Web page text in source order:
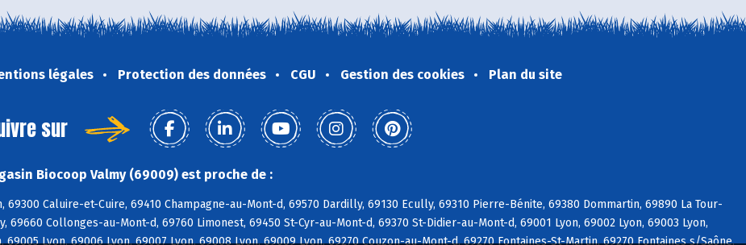
légales Protection des données CGU Gestion des cookies Plan du site
sur
Biocoop Valmy (69009) est proche de :
69300 Caluire-et-Cuire, 69410 Champagne-au-Mont-d, 69570 Dardilly, 69130 Ecully, 69310 Pierre-Bénite, 69380 Dommartin, 69890 La Tour-
69660 Collonges-au-Mont-d, 69760 Limonest, 69450 St-Cyr-au-Mont-d, 69370 St-Didier-au-Mont-d, 69001 Lyon, 69002 Lyon, 69003 Lyon,
69005 Lyon, 69006 Lyon, 69007 Lyon, 69008 Lyon, 69009 Lyon, 69270 Couzon-au-Mont-d, 69270 Fontaines-St-Martin, 69270 Fontaines s/Saône,